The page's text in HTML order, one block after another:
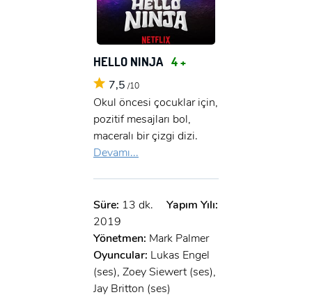
HELLO NINJA 4 +
7,5 /10
Okul öncesi çocuklar için,
pozitif mesajları bol,
maceralı bir çizgi dizi.
Devamı...
Süre: 13 dk.
Yapım Yılı:
2019
Yönetmen: Mark Palmer
Oyuncular: Lukas Engel
(ses), Zoey Siewert (ses),
Jay Britton (ses)